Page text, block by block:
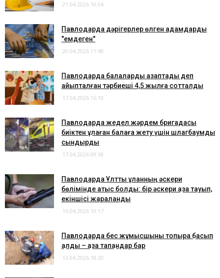
21.04.2026 10:04
Павлодарда дәрігерлер өлген адамдарды
"емдеген"
20.04.2026 11:48
Павлодарда балаларды азаптады деп
айыпталған тәрбиеші 4,5 жылға сотталды
17.04.2026 16:10
Павлодарда жедел жәрдем бригадасы
биіктен құлаған балаға жету үшін шлагбаумды
сындырды
17.04.2026 09:38
Павлодарда Ұлттық ұланның әскери
бөлімінде атыс болды: бір әскери қаза тауып,
екіншісі жараланды
16.04.2026 10:17
Павлодарда бес жұмысшыны топырақ басып
қалды – қаза тапқандар бар
13.04.2026 18:20